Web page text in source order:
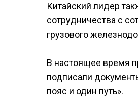
Китайский лидер
сотрудничества с
грузового
В настоящее время
подписали
пояс и один путь».